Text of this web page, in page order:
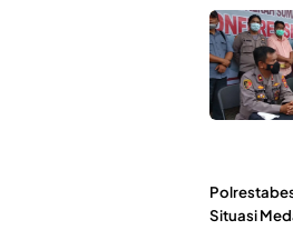
Situasi